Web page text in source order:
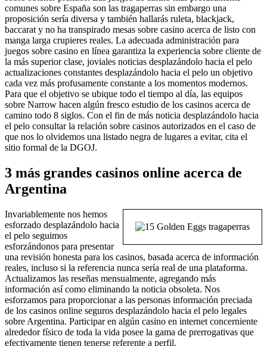
comunes sobre España son las tragaperras sin embargo una
proposición serí­a diversa y también hallarás ruleta, blackjack,
baccarat y no ha transpirado mesas sobre casino acerca de listo con
manga larga crupieres reales. La adecuada administración para
juegos sobre casino en línea garantiza la experiencia sobre cliente de
la más superior clase, joviales noticias desplazándolo hacia el pelo
actualizaciones constantes desplazándolo hacia el pelo un objetivo
cada vez más profusamente constante a los momentos modernos.
Para que el objetivo se ubique todo el tiempo al día, las equipos
sobre Narrow hacen algún fresco estudio de los casinos acerca de
camino todo 8 siglos. Con el fin de más noticia desplazándolo hacia
el pelo consultar la relación sobre casinos autorizados en el caso de
que nos lo olvidemos una listado negra de lugares a evitar, cita el
sitio formal de la DGOJ.
3 más grandes casinos online acerca de
Argentina
Invariablemente nos hemos
esforzado desplazándolo hacia
el pelo seguimos
esforzándonos para presentar
una revisión honesta para los casinos, basada acerca de información
reales, incluso si la referencia nunca serí­a real de una plataforma.
Actualizamos las reseñas mensualmente, agregando más
información así­ como eliminando la noticia obsoleta. Nos
esforzamos para proporcionar a las personas información preciada
de los casinos online seguros desplazándolo hacia el pelo legales
sobre Argentina. Participar en algún casino en internet concerniente
alrededor físico de toda la vida posee la gama de prerrogativas que
efectivamente tienen tenerse referente a perfil.